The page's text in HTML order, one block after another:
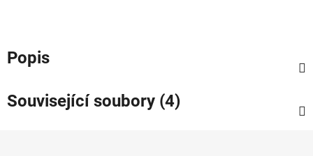
Popis
Související soubory (4)